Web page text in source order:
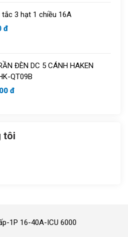
3 hạt 1 chiều 16A
đ
ĐÈN DC 5 CÁNH HAKEN
QT09B
đ
tôi